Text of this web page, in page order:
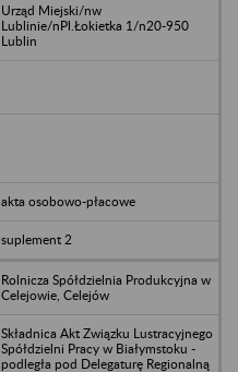
Urząd Miejski/nw
Lublinie/nPl.Łokietka 1/n20-950
Lublin
akta osobowo-płacowe
suplement 2
Rolnicza Spółdzielnia Produkcyjna w
Celejowie, Celejów
Składnica Akt Związku Lustracyjnego
Spółdzielni Pracy w Białymstoku -
podległa pod Delegaturę Regionalną